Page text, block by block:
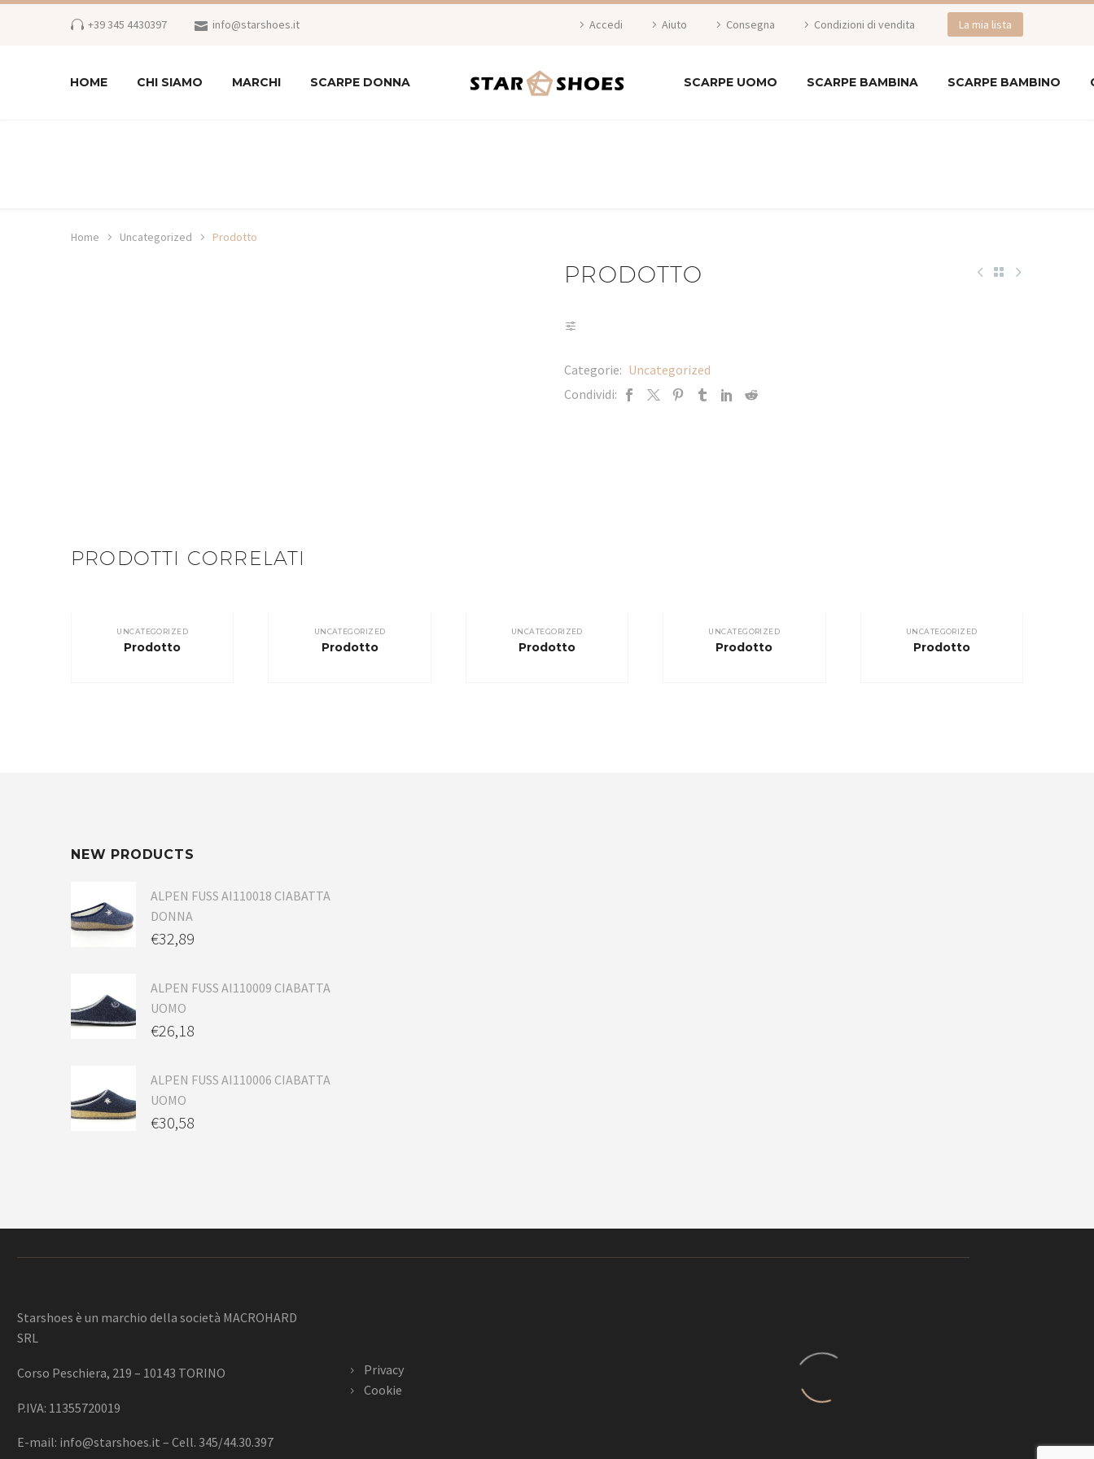
+39 345 4430397 info@starshoes.it Accedi Aiuto Consegna Condizioni di vendita La mia lista
HOME CHI SIAMO MARCHI SCARPE DONNA SCARPE UOMO SCARPE BAMBINA SCARPE BAMBINO
Home Uncategorized Prodotto
PRODOTTO
Categorie: Uncategorized
Condividi:
PRODOTTI CORRELATI
UNCATEGORIZED
Prodotto
UNCATEGORIZED
Prodotto
UNCATEGORIZED
Prodotto
UNCATEGORIZED
Prodotto
UNCATEGORIZED
Prodotto
NEW PRODUCTS
ALPEN FUSS AI110018 CIABATTA
DONNA
€32,89
ALPEN FUSS AI110009 CIABATTA
UOMO
€26,18
ALPEN FUSS AI110006 CIABATTA
UOMO
€30,58
Starshoes è un marchio della società MACROHARD
SRL
Corso Peschiera, 219 – 10143 TORINO
P.IVA: 11355720019
E-mail: info@starshoes.it – Cell. 345/44.30.397
Privacy
Cookie